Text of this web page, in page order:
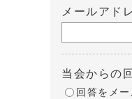
メールアド
当会からの
回答をメ